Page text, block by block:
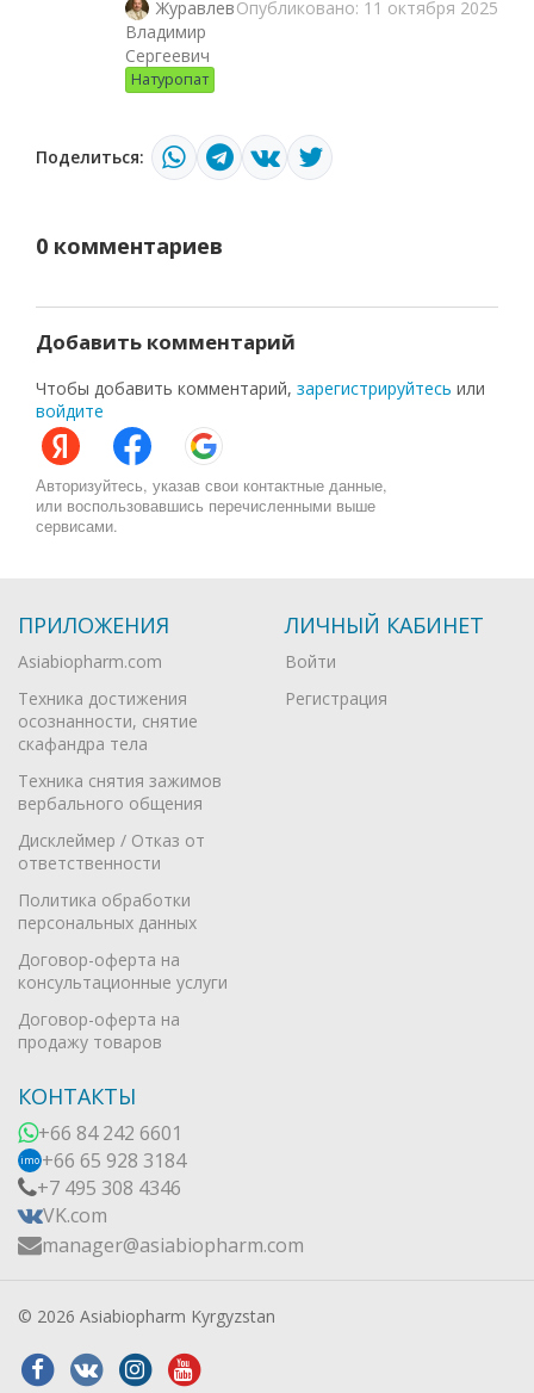
Опубликовано: 11 октября 2025
Журавлев
Владимир
Сергеевич
Натуропат
Поделиться:
0 комментариев
Добавить комментарий
Чтобы добавить комментарий, зарегистрируйтесь или
войдите
Авторизуйтесь, указав свои контактные данные,
или воспользовавшись перечисленными выше
сервисами.
ПРИЛОЖЕНИЯ
Asiabiopharm.com
Техника достижения
осознанности, снятие
скафандра тела
Техника снятия зажимов
вербального общения
Дисклеймер / Отказ от
ответственности
Политика обработки
персональных данных
Договор-оферта на
консультационные услуги
Договор-оферта на
продажу товаров
ЛИЧНЫЙ КАБИНЕТ
Войти
Регистрация
КОНТАКТЫ
+66 84 242 6601
imo +66 65 928 3184
+7 495 308 4346
VK.com
manager@asiabiopharm.com
© 2026 Asiabiopharm Kyrgyzstan